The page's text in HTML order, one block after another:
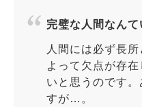
完璧な人間なんて
人間には必ず長所
よって欠点が存
いと思うのです
すが…。